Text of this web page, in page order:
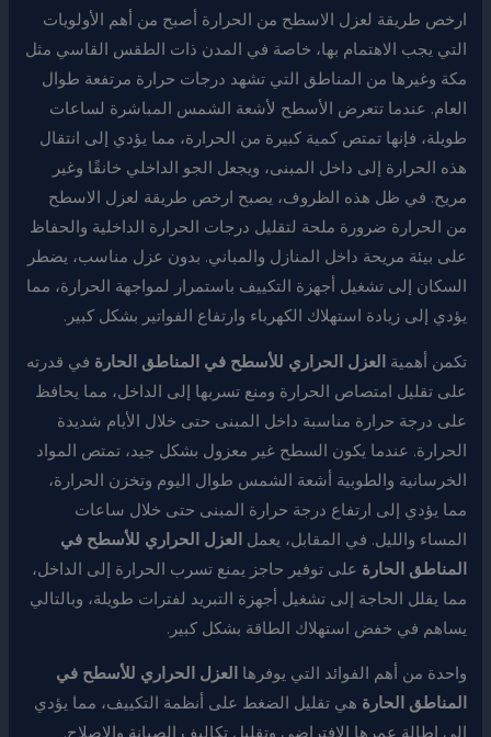
ارخص طريقة لعزل الاسطح من الحرارة أصبح من أهم الأولويات
التي يجب الاهتمام بها، خاصة في المدن ذات الطقس القاسي مثل
مكة وغيرها من المناطق التي تشهد درجات حرارة مرتفعة طوال
العام. عندما تتعرض الأسطح لأشعة الشمس المباشرة لساعات
طويلة، فإنها تمتص كمية كبيرة من الحرارة، مما يؤدي إلى انتقال
هذه الحرارة إلى داخل المبنى، ويجعل الجو الداخلي خانقًا وغير
مريح. في ظل هذه الظروف، يصبح ارخص طريقة لعزل الاسطح
من الحرارة ضرورة ملحة لتقليل درجات الحرارة الداخلية والحفاظ
على بيئة مريحة داخل المنازل والمباني. بدون عزل مناسب، يضطر
السكان إلى تشغيل أجهزة التكييف باستمرار لمواجهة الحرارة، مما
يؤدي إلى زيادة استهلاك الكهرباء وارتفاع الفواتير بشكل كبير.
تكمن أهمية العزل الحراري للأسطح في المناطق الحارة في قدرته
على تقليل امتصاص الحرارة ومنع تسربها إلى الداخل، مما يحافظ
على درجة حرارة مناسبة داخل المبنى حتى خلال الأيام شديدة
الحرارة. عندما يكون السطح غير معزول بشكل جيد، تمتص المواد
الخرسانية والطوبية أشعة الشمس طوال اليوم وتخزن الحرارة،
مما يؤدي إلى ارتفاع درجة حرارة المبنى حتى خلال ساعات
المساء والليل. في المقابل، يعمل العزل الحراري للأسطح في
المناطق الحارة على توفير حاجز يمنع تسرب الحرارة إلى الداخل،
مما يقلل الحاجة إلى تشغيل أجهزة التبريد لفترات طويلة، وبالتالي
يساهم في خفض استهلاك الطاقة بشكل كبير.
واحدة من أهم الفوائد التي يوفرها العزل الحراري للأسطح في
المناطق الحارة هي تقليل الضغط على أنظمة التكييف، مما يؤدي
إلى إطالة عمرها الافتراضي وتقليل تكاليف الصيانة والإصلاح.